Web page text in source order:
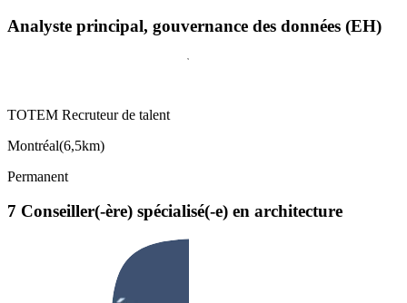
Analyste principal, gouvernance des données (EH)
TOTEM Recruteur de talent
Montréal(6,5km)
Permanent
7 Conseiller(-ère) spécialisé(-e) en architecture